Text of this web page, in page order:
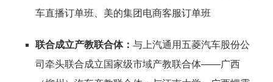
车直播订单班、美的集团电商客服订单班
联合成立产教联合体：与上汽通用五菱汽车股份公
司牵头联合成立国家级市域产教联合体——广西